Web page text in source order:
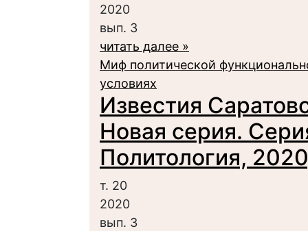
2020
вып. 3
читать далее »
Миф политической
условиях
Известия
Новая серия.
Политология,
т. 20
2020
вып. 3